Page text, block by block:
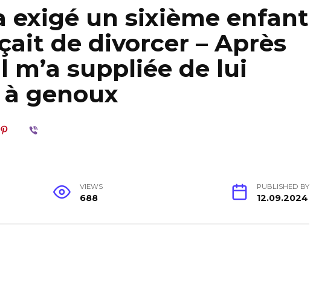
exigé un sixième enfant
de divorcer – Après
m’a suppliée de lui
genoux
VIEWS
688
PUBLISHED BY
12.09.2024